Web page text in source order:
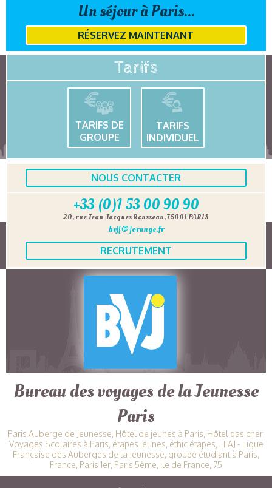
Un séjour à Paris...
RÉSERVEZ MAINTENANT
Tarifs
TARIFS DE
GROUPE
TARIFS
INDIVIDUEL
NOUS CONTACTER
+33 (0)1 53 00 90 90
20, rue Jean-Jacques Rousseau, 75001 PARIS
bvj[@]orange.fr
RECRUTEMENT
Bureau des voyages de la Jeunesse
Paris
Paris Auberge de Jeunesse, Hôtel de jeunes à Paris, Hôtel pas cher,
Voyages Scolaires à Paris, étapes jeunes, éthic étapes, LFAJ - Ligue
Française des Auberges de la Jeunesse, groupe étudiant à Paris,
France, Paris 1er, Paris 5ème, Ile de France, 75